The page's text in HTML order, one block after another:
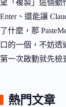
望「複製」這個動
Enter、還能讓
了什麼，那
口的一個，不妨透
第一次啟動就先檢
熱門文章